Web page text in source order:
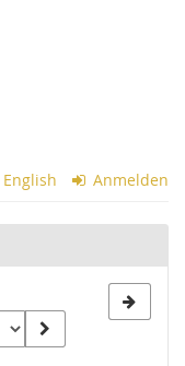
English Anmelden